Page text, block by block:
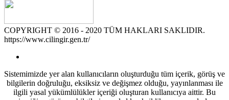
COPYRIGHT © 2016 - 2020 TÜM HAKLARI SAKLIDIR.
https://www.cilingir.gen.tr/
Sistemimizde yer alan kullanıcıların oluşturduğu tüm içerik, görüş ve
bilgilerin doğruluğu, eksiksiz ve değişmez olduğu, yayınlanması ile
ilgili yasal yükümlülükler içeriği oluşturan kullanıcıya aittir. Bu